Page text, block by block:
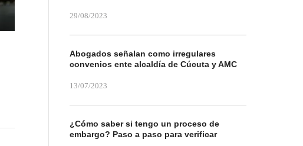
29/08/2023
Abogados señalan como irregulares
convenios ente alcaldía de Cúcuta y AMC
13/07/2023
¿Cómo saber si tengo un proceso de
embargo? Paso a paso para verificar